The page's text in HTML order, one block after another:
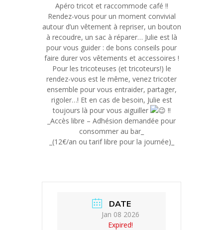
Apéro tricot et raccommode café !!
Rendez-vous pour un moment convivial
autour d’un vêtement à repriser, un bouton
à recoudre, un sac à réparer… Julie est là
pour vous guider : de bons conseils pour
faire durer vos vêtements et accessoires !
Pour les tricoteuses (et tricoteurs!) le
rendez-vous est le même, venez tricoter
ensemble pour vous entraider, partager,
rigoler…! Et en cas de besoin, Julie est
toujours là pour vous aiguiller
!!
_Accès libre – Adhésion demandée pour
consommer au bar_
_(12€/an ou tarif libre pour la journée)_
DATE
Jan 08 2026
Expired!